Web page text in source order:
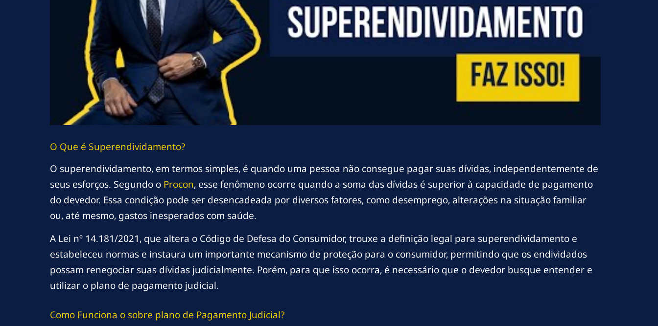
O Que é Superendividamento?
O superendividamento, em termos simples, é quando uma pessoa não consegue pagar suas dívidas, independentemente de
seus esforços. Segundo o Procon, esse fenômeno ocorre quando a soma das dívidas é superior à capacidade de pagamento
do devedor. Essa condição pode ser desencadeada por diversos fatores, como desemprego, alterações na situação familiar
ou, até mesmo, gastos inesperados com saúde.
A Lei nº 14.181/2021, que altera o Código de Defesa do Consumidor, trouxe a definição legal para superendividamento e
estabeleceu normas e instaura um importante mecanismo de proteção para o consumidor, permitindo que os endividados
possam renegociar suas dívidas judicialmente. Porém, para que isso ocorra, é necessário que o devedor busque entender e
utilizar o plano de pagamento judicial.
Como Funciona osobre plano de Pagamento Judicial?